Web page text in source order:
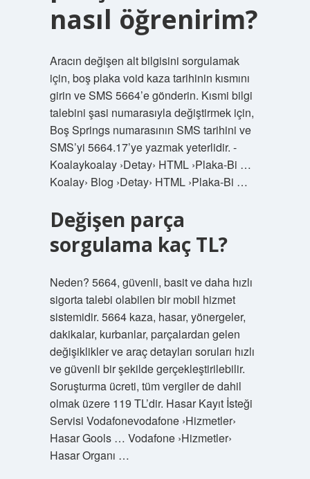
nasıl öğrenirim?
Aracın değişen alt bilgisini sorgulamak
için, boş plaka void kaza tarihinin kısmını
girin ve SMS 5664’e gönderin. Kısmi bilgi
talebini şasi numarasıyla değiştirmek için,
Boş Springs numarasının SMS tarihini ve
SMS’yi 5664.17’ye yazmak yeterlidir. -
Koalaykoalay ›Detay› HTML ›Plaka-Bi …
Koalay› Blog ›Detay› HTML ›Plaka-Bi …
Değişen parça
sorgulama kaç TL?
Neden? 5664, güvenli, basit ve daha hızlı
sigorta talebi olabilen bir mobil hizmet
sistemidir. 5664 kaza, hasar, yönergeler,
dakikalar, kurbanlar, parçalardan gelen
değişiklikler ve araç detayları soruları hızlı
ve güvenli bir şekilde gerçekleştirilebilir.
Soruşturma ücreti, tüm vergiler de dahil
olmak üzere 119 TL’dir. Hasar Kayıt İsteği
Servisi Vodafonevodafone ›Hizmetler›
Hasar Gools … Vodafone ›Hizmetler›
Hasar Organı …